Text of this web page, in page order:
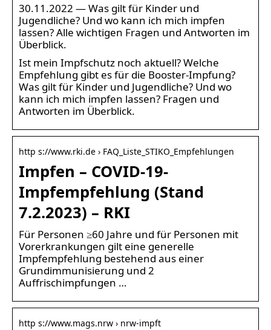
30.11.2022 — Was gilt für Kinder und
Jugendliche? Und wo kann ich mich impfen
lassen? Alle wichtigen Fragen und Antworten im
Überblick.
Ist mein Impfschutz noch aktuell? Welche
Empfehlung gibt es für die Booster-Impfung?
Was gilt für Kinder und Jugendliche? Und wo
kann ich mich impfen lassen? Fragen und
Antworten im Überblick.
http s://www.rki.de › FAQ_Liste_STIKO_Empfehlungen
Impfen – COVID-19-
Impfempfehlung (Stand
7.2.2023) – RKI
Für Personen ≥60 Jahre und für Personen mit
Vorerkrankungen gilt eine generelle
Impfempfehlung bestehend aus einer
Grundimmunisierung und 2
Auffrischimpfungen …
http s://www.mags.nrw › nrw-impft